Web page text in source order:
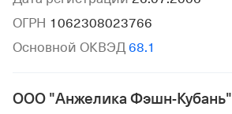
ОГРН 1062308023766
Основной ОКВЭД 68.1
ООО "Анжелика Фэшн-Кубань"